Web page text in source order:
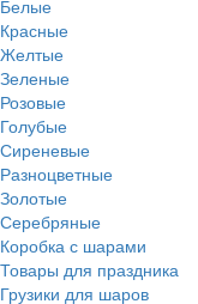
Белые
Красные
Желтые
Зеленые
Розовые
Голубые
Сиреневые
Разноцветные
Золотые
Серебряные
Коробка с шарами
Товары для праздника
Грузики для шаров